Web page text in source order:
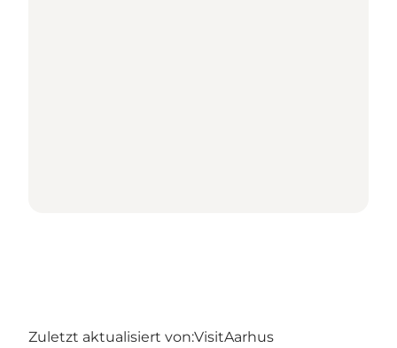
Zuletzt aktualisiert von:VisitAarhus